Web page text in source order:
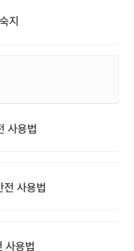
지
사용법
전 사용법
사용법